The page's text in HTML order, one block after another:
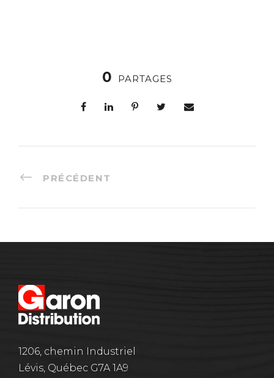
0 PARTAGES
PRÉCÉDENT
1206, chemin Industriel
Lévis, Québec G7A 1A9